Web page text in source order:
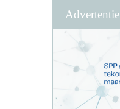
Advertentie